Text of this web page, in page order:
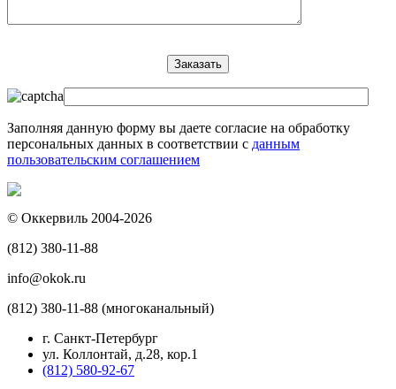
Заполняя данную форму вы даете согласие на обработку
персональных данных в соответствии с данным
пользовательским соглашением
© Оккервиль 2004-2026
(812) 380-11-88
info@okok.ru
(812) 380-11-88 (многоканальный)
г. Санкт-Петербург
ул. Коллонтай, д.28, кор.1
(812) 580-92-67